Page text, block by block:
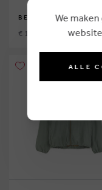
BELLEROSE
€ 189,00
We
ALLE